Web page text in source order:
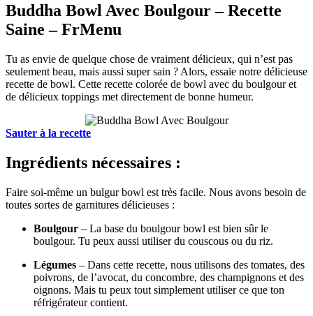
Buddha Bowl Avec Boulgour – Recette
Saine – FrMenu
Tu as envie de quelque chose de vraiment délicieux, qui n’est pas
seulement beau, mais aussi super sain ? Alors, essaie notre délicieuse
recette de bowl. Cette recette colorée de bowl avec du boulgour et
de délicieux toppings met directement de bonne humeur.
Sauter à la recette
Ingrédients nécessaires :
Faire soi-même un bulgur bowl est très facile. Nous avons besoin de
toutes sortes de garnitures délicieuses :
Boulgour – La base du boulgour bowl est bien sûr le
boulgour. Tu peux aussi utiliser du couscous ou du riz.
Légumes – Dans cette recette, nous utilisons des tomates, des
poivrons, de l’avocat, du concombre, des champignons et des
oignons. Mais tu peux tout simplement utiliser ce que ton
réfrigérateur contient.